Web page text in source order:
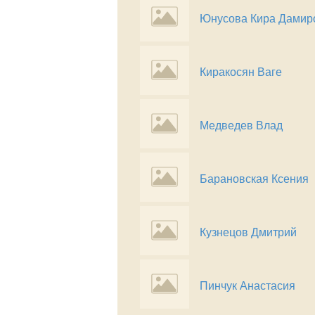
Юнусова Кира
Киракосян Ваге
Медведев Влад
Барановская Ксения
Кузнецов Дмитрий
Пинчук Анастасия